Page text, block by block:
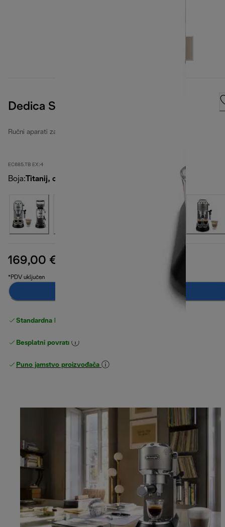
Dedica Style
Ručni aparati za espresso Dedica
EC685.TB EX:4
Boja: Titanij, crna
169,00 €
*PDV uključen
Standardna besplatna
Besplatni povrati
Puno jamstvo proizvođača